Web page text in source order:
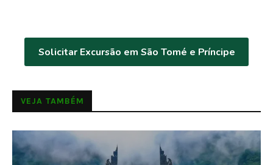
Solicitar Excursão em São Tomé e Príncipe
VEJA TAMBÉM